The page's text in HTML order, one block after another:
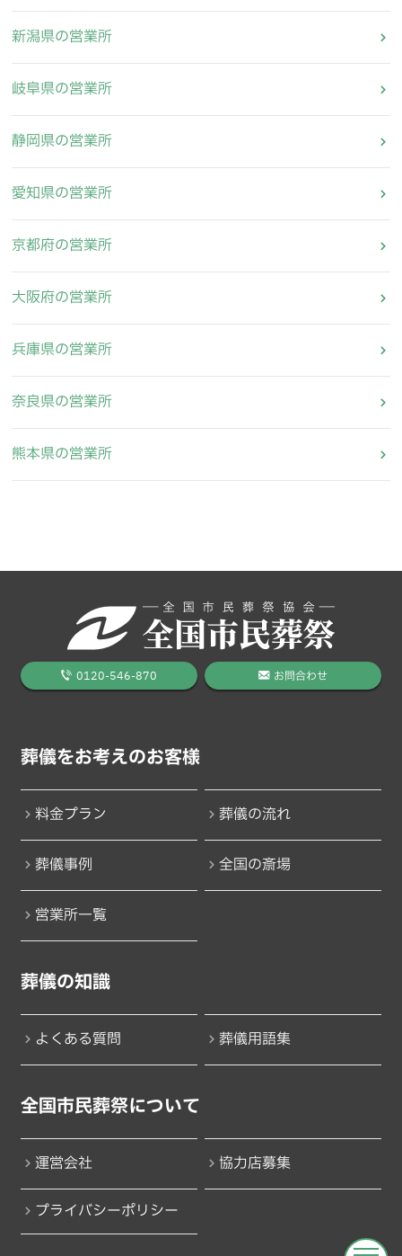
新潟県の営業所
岐阜県の営業所
静岡県の営業所
愛知県の営業所
京都府の営業所
大阪府の営業所
兵庫県の営業所
奈良県の営業所
熊本県の営業所
0120-546-870 お問合わせ
葬儀をお考えのお客様
料金プラン 葬儀の流れ
葬儀事例 全国の斎場
営業所一覧
葬儀の知識
よくある質問 葬儀用語集
全国市民葬祭について
運営会社 協力店募集
プライバシーポリシー